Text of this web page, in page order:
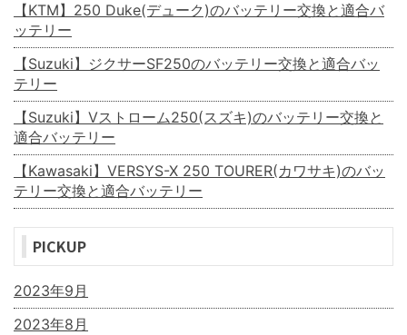
【KTM】250 Duke(デューク)のバッテリー交換と適合バ
ッテリー
【Suzuki】ジクサーSF250のバッテリー交換と適合バッ
テリー
【Suzuki】Vストローム250(スズキ)のバッテリー交換と
適合バッテリー
【Kawasaki】VERSYS-X 250 TOURER(カワサキ)のバッ
テリー交換と適合バッテリー
PICKUP
2023年9月
2023年8月